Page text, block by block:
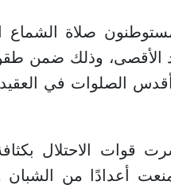
صلاة الشماع
الأقصى، وذلك ضمن
الصلوات في
قوات الاحتلال
أعدادًا من الشبان